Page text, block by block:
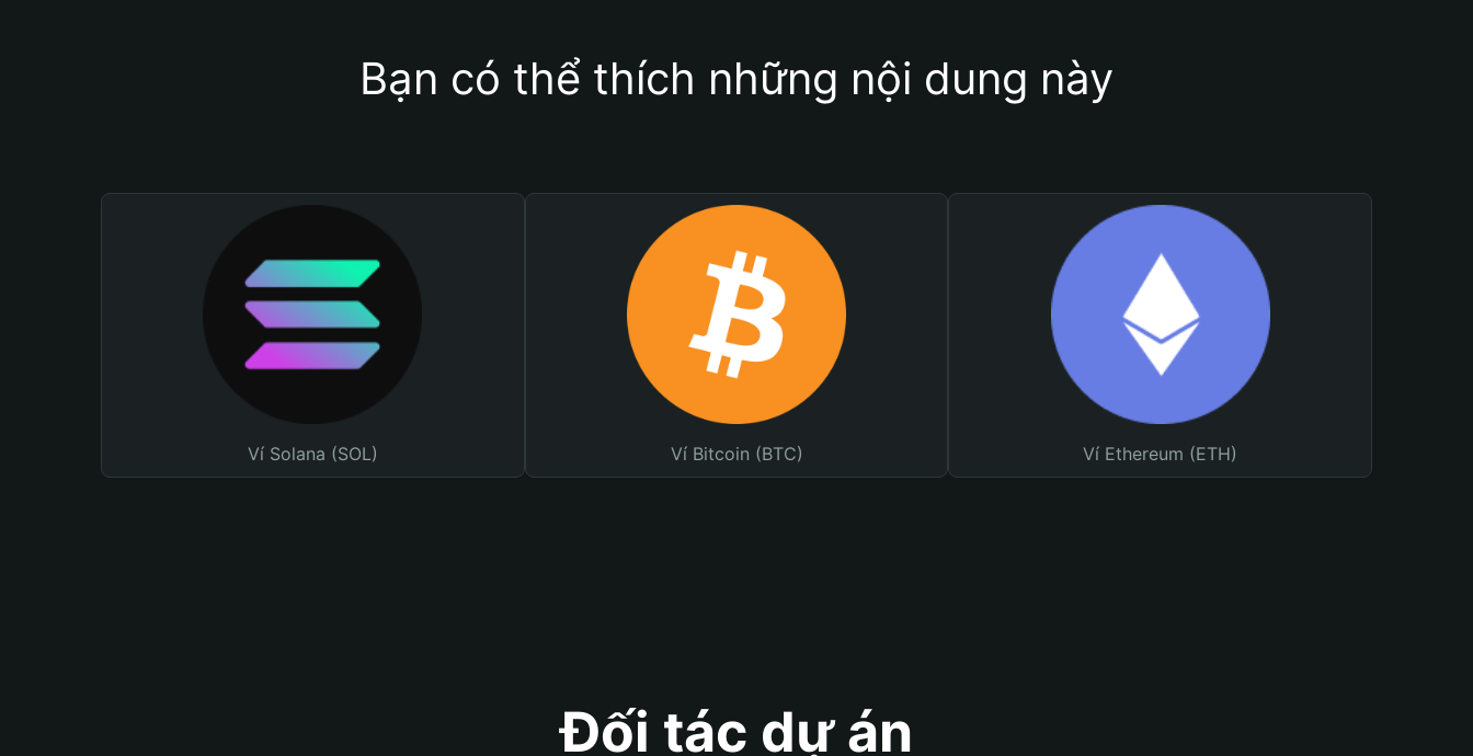
Bạn có thể thích những nội dung này
Ví Solana (SOL) Ví Bitcoin (BTC) Ví Ethereum (ETH)
Đối tác dự án